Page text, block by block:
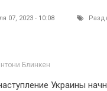
07, 2023 - 10:08
Блинкен
Украины